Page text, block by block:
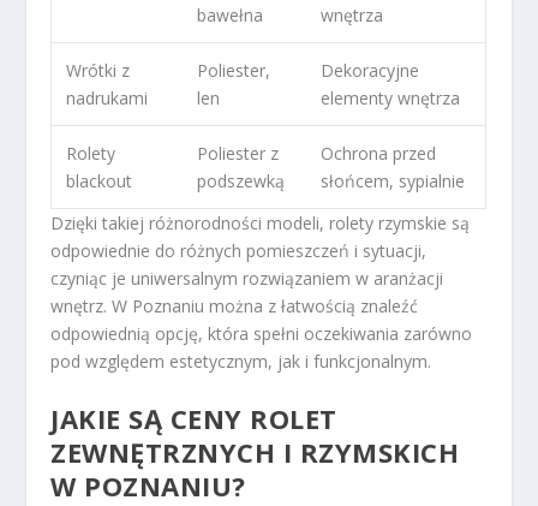
bawełna
wnętrza
Wrótki z
nadrukami
Poliester,
len
Dekoracyjne
elementy wnętrza
Rolety
blackout
Poliester z
podszewką
Ochrona przed
słońcem, sypialnie
Dzięki takiej różnorodności modeli, rolety rzymskie są
odpowiednie do różnych pomieszczeń i sytuacji,
czyniąc je uniwersalnym rozwiązaniem w aranżacji
wnętrz. W Poznaniu można z łatwością znaleźć
odpowiednią opcję, która spełni oczekiwania zarówno
pod względem estetycznym, jak i funkcjonalnym.
JAKIE SĄ CENY ROLET
ZEWNĘTRZNYCH I RZYMSKICH
W POZNANIU?